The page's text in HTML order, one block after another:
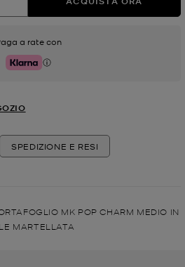
a rate con
Klarna
SPEDIZIONE E RESI
MK POP CHARM MEDIO IN
MARTELLATA